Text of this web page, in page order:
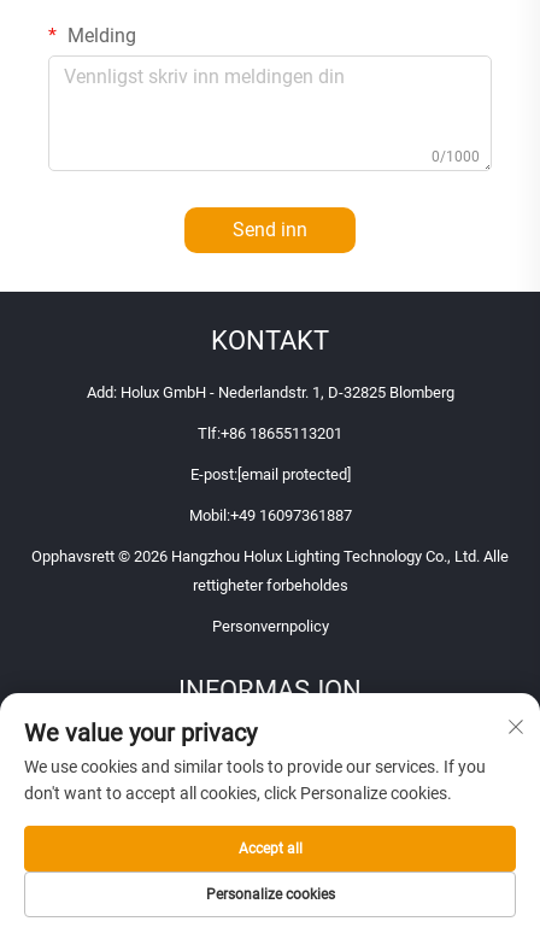
Melding
0/1000
Send inn
KONTAKT
Add: Holux GmbH - Nederlandstr. 1, D-32825 Blomberg
Tlf:+86 18655113201
E-post:[email protected]
Mobil:+49 16097361887
Opphavsrett © 2026 Hangzhou Holux Lighting Technology Co., Ltd. Alle
rettigheter forbeholdes
Personvernpolicy
INFORMASJON
Registrer deg for å motta vårt ukentlige nyhetsbrev
Send inn
We value your privacy
We use cookies and similar tools to provide our services. If you
don't want to accept all cookies, click Personalize cookies.
Personalize cookies
Accept all